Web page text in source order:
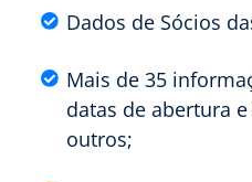
Dados de Sócios
Mais de 35
datas de abertura
outros;